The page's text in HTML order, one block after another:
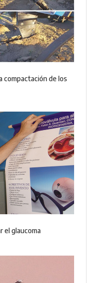
compactación de los
el glaucoma